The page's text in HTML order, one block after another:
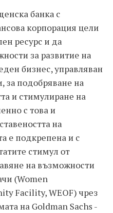
банка с
корпорация цели
ресурс и да
за развитие на
бизнес, управляван
за подобряване на
и стимулиране на
с това и
на
е подкрепена и с
стимул от
на възможности
(Women
Facility, WEOF) чрез
на Goldman Sachs -